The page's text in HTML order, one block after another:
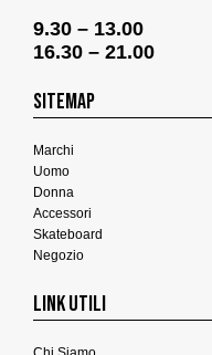
9.30 – 13.00
16.30 – 21.00
SITEMAP
Marchi
Uomo
Donna
Accessori
Skateboard
Negozio
LINK UTILI